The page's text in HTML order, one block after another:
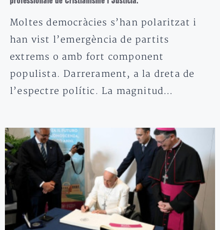
Moltes democràcies s’han polaritzat i
han vist l’emergència de partits
extrems o amb fort component
populista. Darrerament, a la dreta de
l’espectre polític. La magnitud…